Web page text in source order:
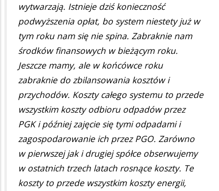
wytwarzają. Istnieje dziś konieczność
podwyższenia opłat, bo system niestety już w
tym roku nam się nie spina. Zabraknie nam
środków finansowych w bieżącym roku.
Jeszcze mamy, ale w końcówce roku
zabraknie do zbilansowania kosztów i
przychodów. Koszty całego systemu to przede
wszystkim koszty odbioru odpadów przez
PGK i później zajęcie się tymi odpadami i
zagospodarowanie ich przez PGO. Zarówno
w pierwszej jak i drugiej spółce obserwujemy
w ostatnich trzech latach rosnące koszty. Te
koszty to przede wszystkim koszty energii,